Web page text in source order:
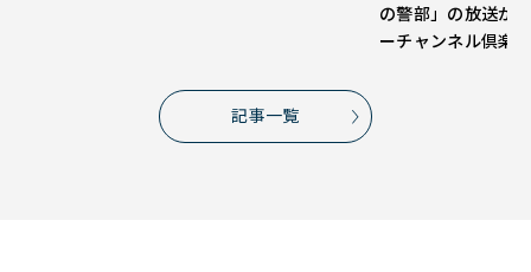
の警部」の放送が
ーチャンネル倶楽
記事一覧